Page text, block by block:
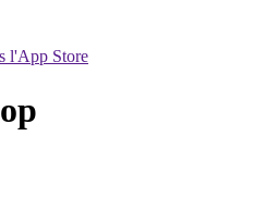
l'App Store